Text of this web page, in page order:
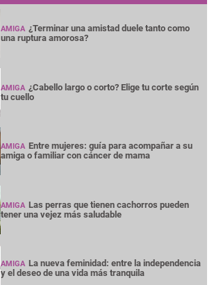
AMIGA ¿Terminar una amistad duele tanto como
una ruptura amorosa?
AMIGA ¿Cabello largo o corto? Elige tu corte según
tu cuello
AMIGA Entre mujeres: guía para acompañar a su
amiga o familiar con cáncer de mama
AMIGA Las perras que tienen cachorros pueden
tener una vejez más saludable
AMIGA La nueva feminidad: entre la independencia
y el deseo de una vida más tranquila